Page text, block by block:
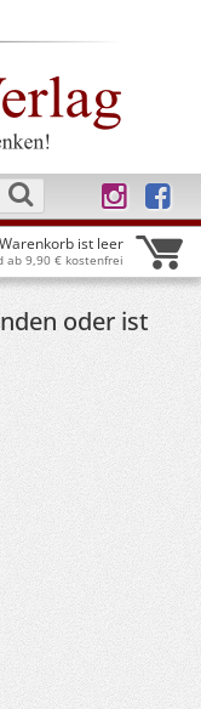
ist leer
ab 9,90 € kostenfrei
oder ist